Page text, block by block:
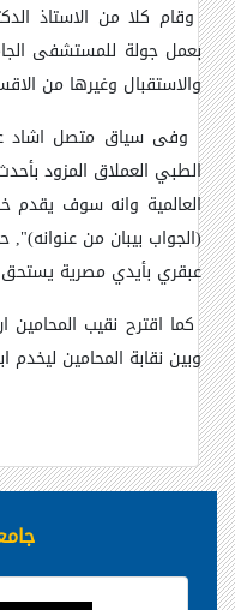
وقام كلا من الاستاذ
بعمل جولة للمستشفى
والاستقبال وغيرها من
وفى سياق متصل اشاد
الطبي العملاق المزود
العالمية وانه سوف يقدم
(الجواب بيبان من
عبقري بأيدي مصرية يستحق
كما اقترح نقيب
وبين نقابة المحامين ليخدم